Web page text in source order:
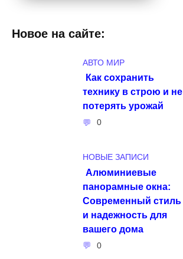
Новое на сайте:
АВТО МИР
Как сохранить
технику в строю и не
потерять урожай
0
НОВЫЕ ЗАПИСИ
Алюминиевые
панорамные окна:
Современный стиль
и надежность для
вашего дома
0